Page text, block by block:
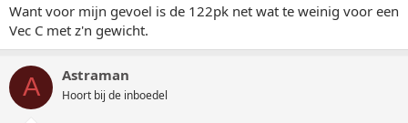
Want voor mijn gevoel is de 122pk net wat te weinig voor een
Vec C met z'n gewicht.
A Astraman
Hoort bij de inboedel